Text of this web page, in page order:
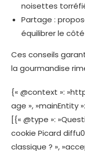
noisettes
Partage :
équilibrer le
Ces conseils
la gourmandise
{« @context »:
age », »mainEntity »:
[{« @type »:
cookie Picard
classique ? »,